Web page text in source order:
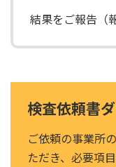
結果をご報告（
検査依頼書
ご依頼の事業所
ただき、必要項